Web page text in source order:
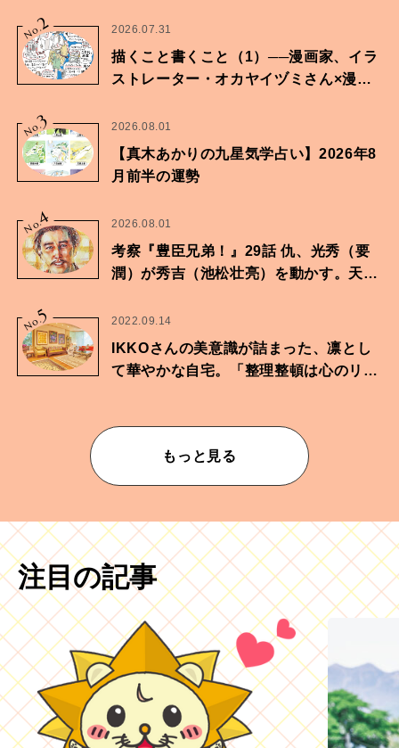
No.2 2026.07.31
描くこと書くこと（1）──漫画家、イラ
ストレーター・オカヤイヅミさん×漫画
No.
3 2026.08.01
【真木あかりの九星気学占い】2026年8
月前半の運勢
No.
4 2026.08.01
考察『豊臣兄弟！』29話 仇、光秀（要
潤）が秀吉（池松壮亮）を動かす。天下
No.
5 2022.09.14
IKKOさんの美意識が詰まった、凛とし
て華やかな自宅。「整理整頓は心のリズ
もっと見る
注目の記事